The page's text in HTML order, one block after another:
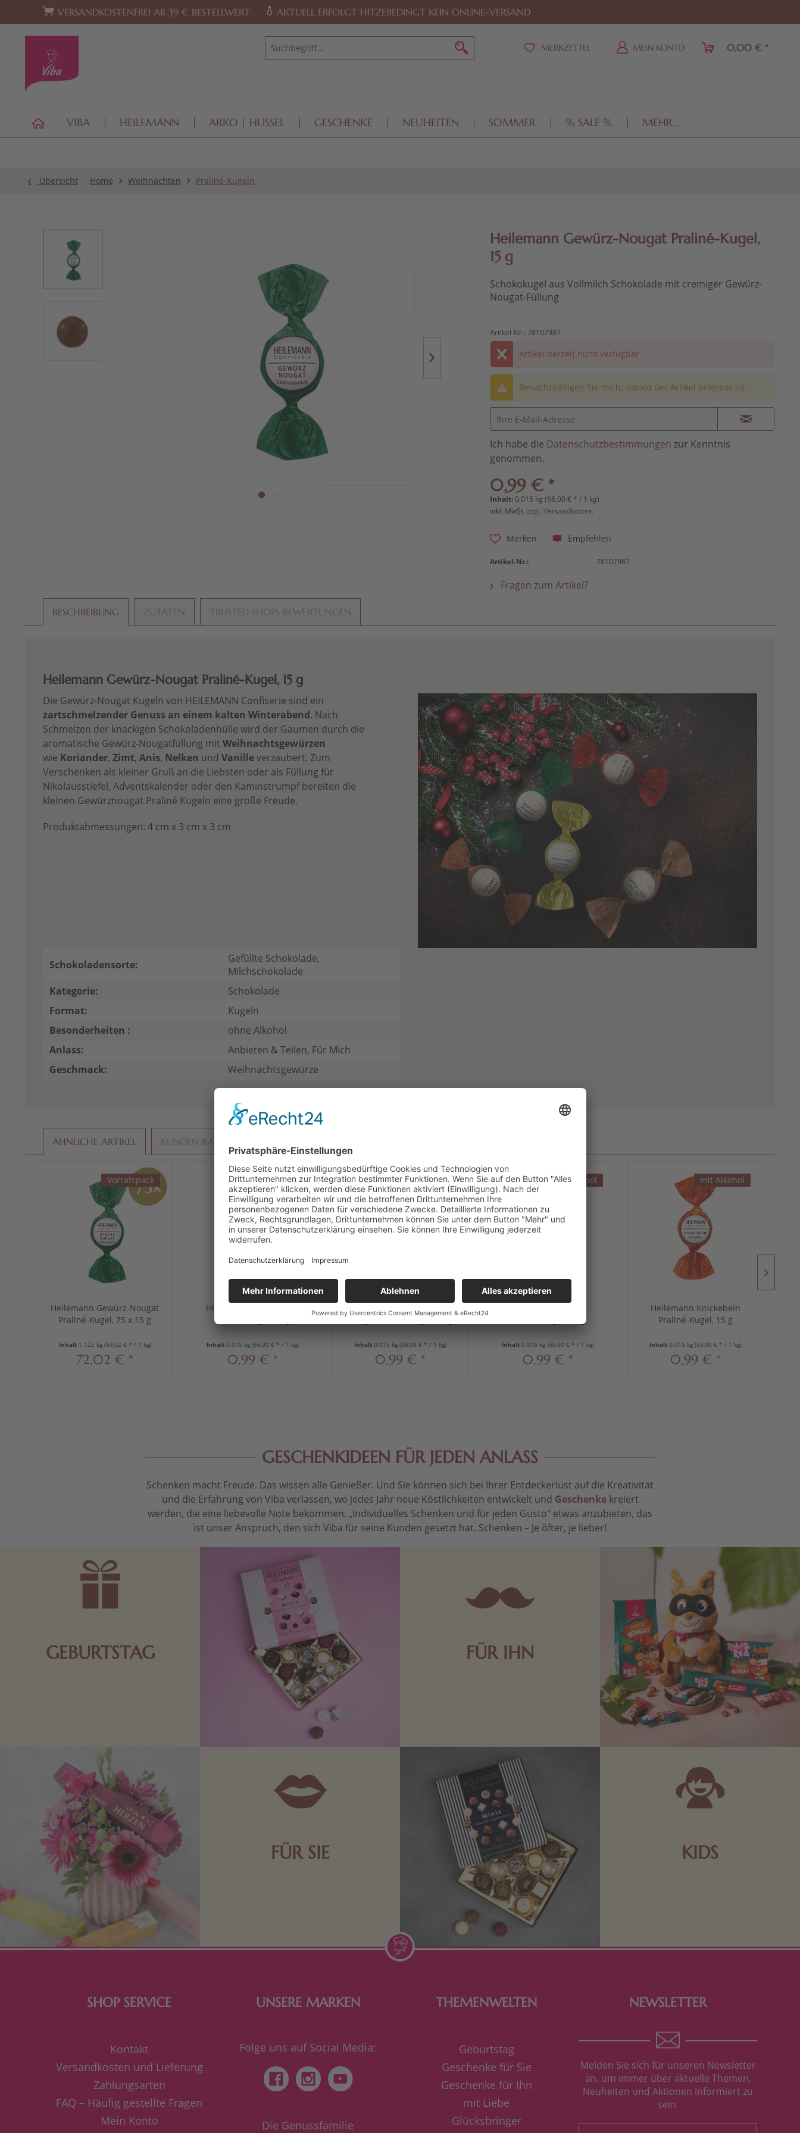
Zur Hauptnavigation springen Zum Footer springen
VERSANDKOSTENFREI AB 39 € BESTELLWERT AKTUELL ERFOLGT HITZEBEDINGT KEIN ONLINE-VERSAND
MERKZETTEL MEIN KONTO 0,00 € *
VIBA HEILEMANN ARKO | HUSSEL GESCHENKE NEUHEITEN SOMMER % SALE % MEHR...
Übersicht Home Weihnachten Praliné-Kugeln
Heilemann Gewürz-Nougat Praliné-Kugel,
15 g
Schokokugel aus Vollmilch Schokolade mit cremiger Gewürz-
Nougat-Füllung
Artikel-Nr.:78107987
Artikel derzeit nicht verfügbar
Benachrichtigen Sie mich, sobald der Artikel lieferbar ist.
Ich habe die Datenschutzbestimmungen zur Kenntnis
genommen.
0,99 € *
Inhalt:0.015 kg (66,00 € * / 1 kg)
inkl. MwSt.zzgl. Versandkosten
Merken Empfehlen
Artikel-Nr.: 78107987
Fragen zum Artikel?
BESCHREIBUNG ZUTATEN TRUSTED SHOPS BEWERTUNGEN
Heilemann Gewürz-Nougat Praliné-Kugel, 15 g
Die Gewürz-Nougat Kugeln von HEILEMANN Confiserie sind ein
zartschmelzender Genuss an einem kalten Winterabend. Nach
Schmelzen der knackigen Schokoladenhülle wird der Gaumen durch die
aromatische Gewürz-Nougatfüllung mit Weihnachtsgewürzen
wie Koriander, Zimt, Anis, Nelken und Vanilleverzaubert. Zum
Verschenken als kleiner Gruß an die Liebsten oder als Füllung für
Nikolausstiefel, Adventskalender oder den Kaminstrumpf bereiten die
kleinen Gewürznougat Praliné Kugeln eine große Freude.
Produktabmessungen: 4 cm x 3 cm x 3 cm
Schokoladensorte:
Gefüllte Schokolade,
Milchschokolade
Kategorie:
Schokolade
Format:
Kugeln
Besonderheiten :
ohne Alkohol
Anlass:
Anbieten & Teilen, Für Mich
Geschmack:
Weihnachtsgewürze
ÄHNLICHE ARTIKEL KUNDEN KAUFTEN AUCH
Vorratspack
Heilemann Gewürz-Nougat
Praliné-Kugel, 75 x 15 g
Inhalt 1.125 kg (64,02 € * / 1 kg)
72,02 € *
Heilemann Milchcreme
Praliné-Kugel, 15 g
Inhalt 0.015 kg (66,00 € * / 1 kg)
0,99 € *
Nougat Praliné-Kugel, 15 g
Inhalt 0.015 kg (66,00 € * / 1 kg)
0,99 € *
mit Alkohol
Inhalt 0.015 kg (66,00 € * / 1 kg)
0,99 € *
mit Alkohol
Heilemann Knickebein
Praliné-Kugel, 15 g
Inhalt 0.015 kg (66,00 € * / 1 kg)
0,99 € *
GESCHENKIDEEN FÜR JEDEN ANLASS
Schenken macht Freude. Das wissen alle Genießer. Und Sie können sich bei Ihrer Entdeckerlust auf die Kreativität
und die Erfahrung von Viba verlassen, wo jedes Jahr neue Köstlichkeiten entwickelt und Geschenkekreiert
werden, die eine liebevolle Note bekommen. „Individuelles Schenken und für jeden Gusto“ etwas anzubieten, das
ist unser Anspruch, den sich Viba für seine Kunden gesetzt hat. Schenken – Je öfter, je lieber!
GEBURTSTAG FÜR IHN
FÜR SIE KIDS
SHOP SERVICE
Kontakt
Versandkosten und Lieferung
Zahlungsarten
FAQ – Häufig gestellte Fragen
Mein Konto
UNSERE MARKEN
Folge uns auf Social Media:
Die Genussfamilie
THEMENWELTEN
Geburtstag
Geschenke für Sie
Geschenke für Ihn
mit Liebe
Glücksbringer
NEWSLETTER
Melden Sie sich für unseren Newsletter
an, um immer über aktuelle Themen,
Neuheiten und Aktionen informiert zu
sein.